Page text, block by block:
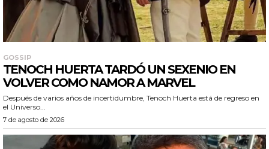
GOSSIP
TENOCH HUERTA TARDÓ UN SEXENIO EN
VOLVER COMO NAMOR A MARVEL
Después de varios años de incertidumbre, Tenoch Huerta está de regreso en
el Universo...
7 de agosto de 2026